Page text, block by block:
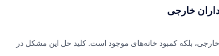
خارجی
بلکه کمبود خانه‌های موجود است. کلید حل این مشکل در